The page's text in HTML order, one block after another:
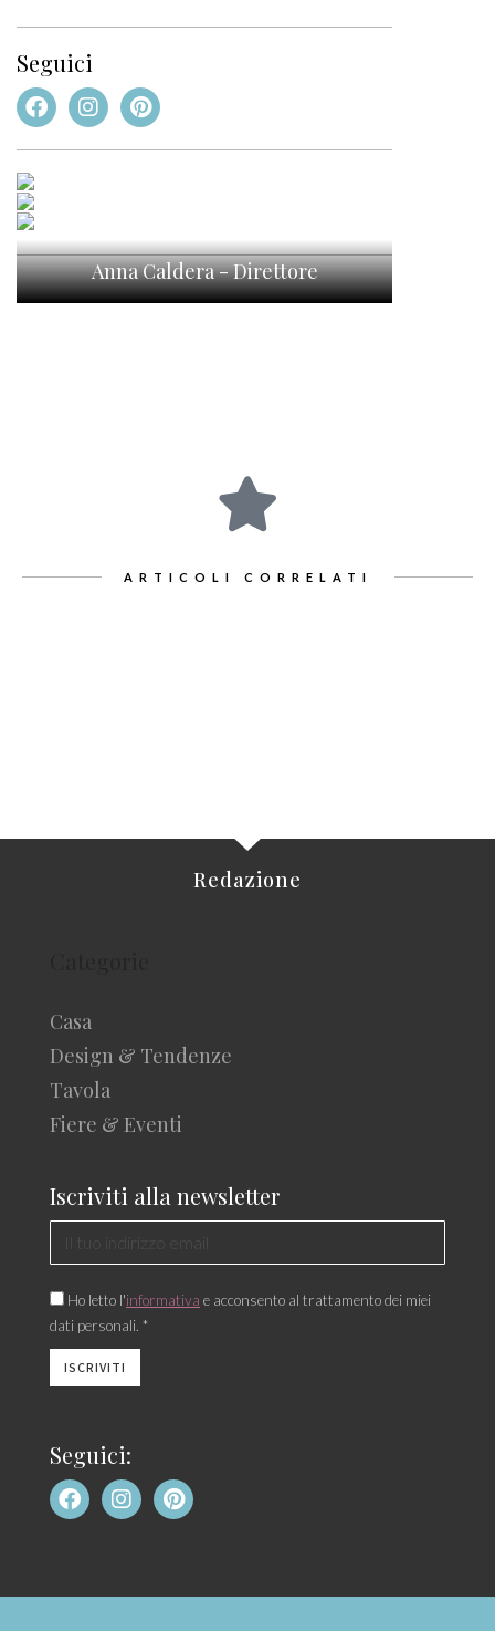
Seguici
Anna Caldera - Direttore
ARTICOLI CORRELATI
Redazione
Casa
Design & Tendenze
Tavola
Fiere & Eventi
Iscriviti alla newsletter
Ho letto l'informativa e acconsento al trattamento dei miei
dati personali. *
Seguici: